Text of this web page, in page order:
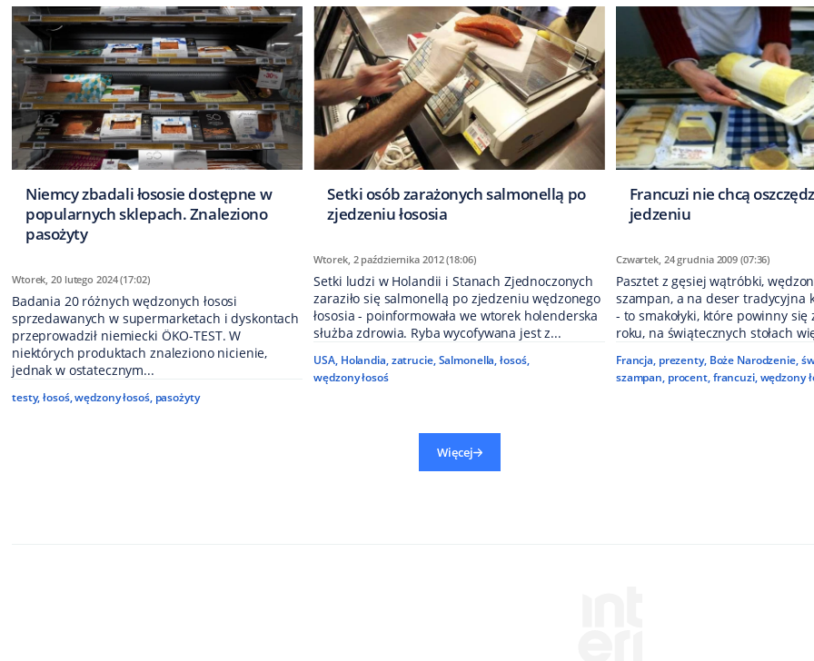
Niemcy zbadali łososie dostępne w
popularnych sklepach. Znaleziono
pasożyty
Wtorek, 20 lutego 2024 (17:02)
Badania 20 różnych wędzonych łososi
sprzedawanych w supermarketach i dyskontach
przeprowadził niemiecki ÖKO-TEST. W
niektórych produktach znaleziono nicienie,
jednak w ostatecznym...
testy,łosoś,wędzony łosoś, pasożyty
Setki osób zarażonych salmonellą po
zjedzeniu łososia
Wtorek, 2 października 2012 (18:06)
Setki ludzi w Holandii i Stanach Zjednoczonych
zaraziło się salmonellą po zjedzeniu wędzonego
łososia - poinformowała we wtorek holenderska
służba zdrowia. Ryba wycofywana jest z...
USA, Holandia,zatrucie,Salmonella,łosoś,
wędzony łosoś
Francuzi nie chcą
jedzeniu
Czwartek, 24 grudnia 2009 (07:36)
Pasztet z gęsiej wątróbki,
szampan, a na deser tradycyjna
- to smakołyki, które powinny się
roku, na świątecznych stołach
Francja, prezenty, Boże Narodzenie,
szampan, procent,francuzi,wędzony
Więcej